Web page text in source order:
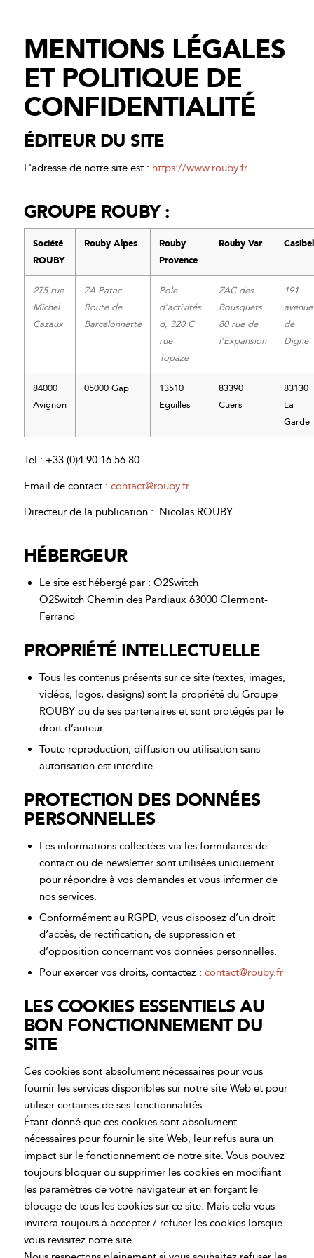
MENTIONS LÉGALES
ET POLITIQUE DE
CONFIDENTIALITÉ
ÉDITEUR DU SITE
L’adresse de notre site est : https://www.rouby.fr
GROUPE ROUBY :
Société
ROUBY
Rouby Alpes
Rouby
Provence
Rouby Var Casibel
275 rue
Michel
Cazaux
ZA Patac
Route de
Barcelonnette
Pole
d’activités
d, 320 C
rue
Topaze
ZAC des
Bousquets
80 rue de
l’Expansion
191
avenue
de
Digne
84000
Avignon
05000 Gap
13510
Eguilles
83390
Cuers
83130
La
Garde
Tel : +33 (0)4 90 16 56 80
Email de contact : contact@rouby.fr
Directeur de la publication : Nicolas ROUBY
HÉBERGEUR
Le site est hébergé par : O2Switch
O2Switch Chemin des Pardiaux 63000 Clermont-
Ferrand
PROPRIÉTÉ INTELLECTUELLE
Tous les contenus présents sur ce site (textes, images,
vidéos, logos, designs) sont la propriété du Groupe
ROUBY ou de ses partenaires et sont protégés par le
droit d’auteur.
Toute reproduction, diffusion ou utilisation sans
autorisation est interdite.
PROTECTION DES DONNÉES
PERSONNELLES
Les informations collectées via les formulaires de
contact ou de newsletter sont utilisées uniquement
pour répondre à vos demandes et vous informer de
nos services.
Conformément au RGPD, vous disposez d’un droit
d’accès, de rectification, de suppression et
d’opposition concernant vos données personnelles.
Pour exercer vos droits, contactez : contact@rouby.fr
LES COOKIES ESSENTIELS AU
BON FONCTIONNEMENT DU
SITE
Ces cookies sont absolument nécessaires pour vous
fournir les services disponibles sur notre site Web et pour
utiliser certaines de ses fonctionnalités.
Étant donné que ces cookies sont absolument
nécessaires pour fournir le site Web, leur refus aura un
impact sur le fonctionnement de notre site. Vous pouvez
toujours bloquer ou supprimer les cookies en modifiant
les paramètres de votre navigateur et en forçant le
blocage de tous les cookies sur ce site. Mais cela vous
invitera toujours à accepter / refuser les cookies lorsque
vous revisitez notre site.